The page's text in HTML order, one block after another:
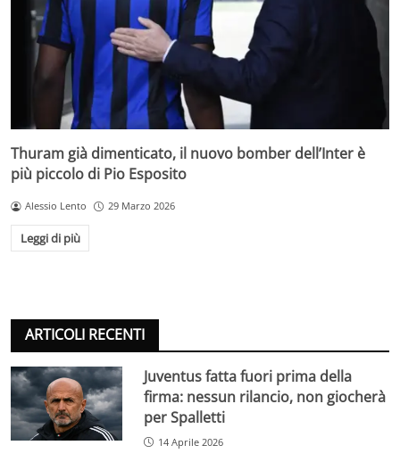
Thuram già dimenticato, il nuovo bomber dell’Inter è
più piccolo di Pio Esposito
Alessio Lento 29 Marzo 2026
Leggi di più
ARTICOLI RECENTI
Juventus fatta fuori prima della
firma: nessun rilancio, non giocherà
per Spalletti
14 Aprile 2026